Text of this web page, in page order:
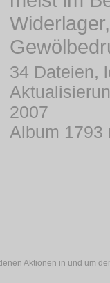
34 Dateien,
2007
Album 1793
Aktionen in und um